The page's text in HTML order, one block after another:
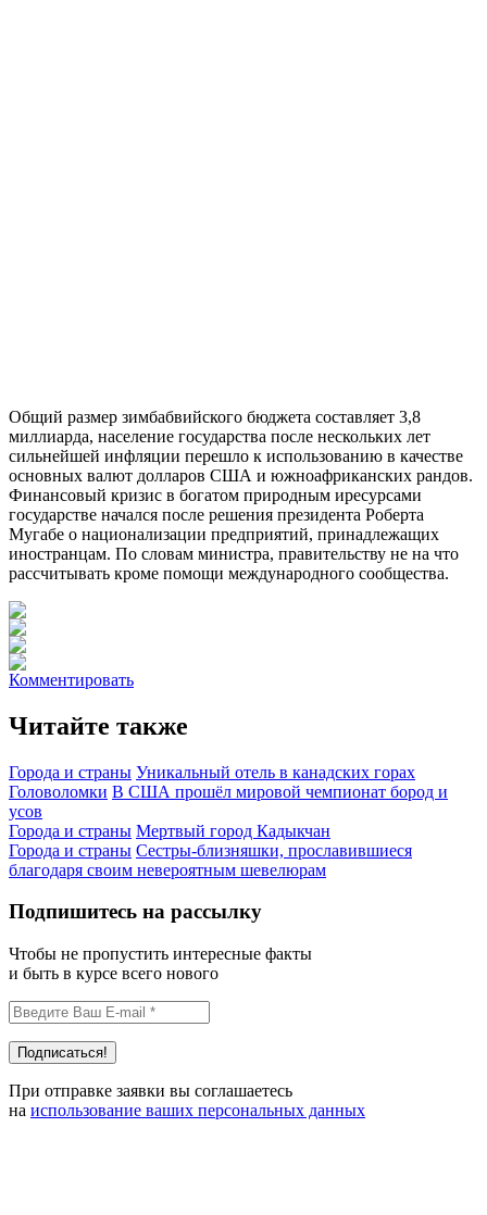
Общий размер зимбабвийского бюджета составляет 3,8
миллиарда, население государства после нескольких лет
сильнейшей инфляции перешло к использованию в качестве
основных валют долларов США и южноафриканских рандов.
Финансовый кризис в богатом природным иресурсами
государстве начался после решения президента Роберта
Мугабе о национализации предприятий, принадлежащих
иностранцам. По словам министра, правительству не на что
рассчитывать кроме помощи международного сообщества.
Комментировать
Читайте также
Города и страны Уникальный отель в канадских горах
Головоломки В США прошёл мировой чемпионат бород и
усов
Города и страны Мертвый город Кадыкчан
Города и страны Сестры-близняшки, прославившиеся
благодаря своим невероятным шевелюрам
Подпишитесь на рассылку
Чтобы не пропустить интересные факты
и быть в курсе всего нового
При отправке заявки вы соглашаетесь
на использование ваших персональных данных